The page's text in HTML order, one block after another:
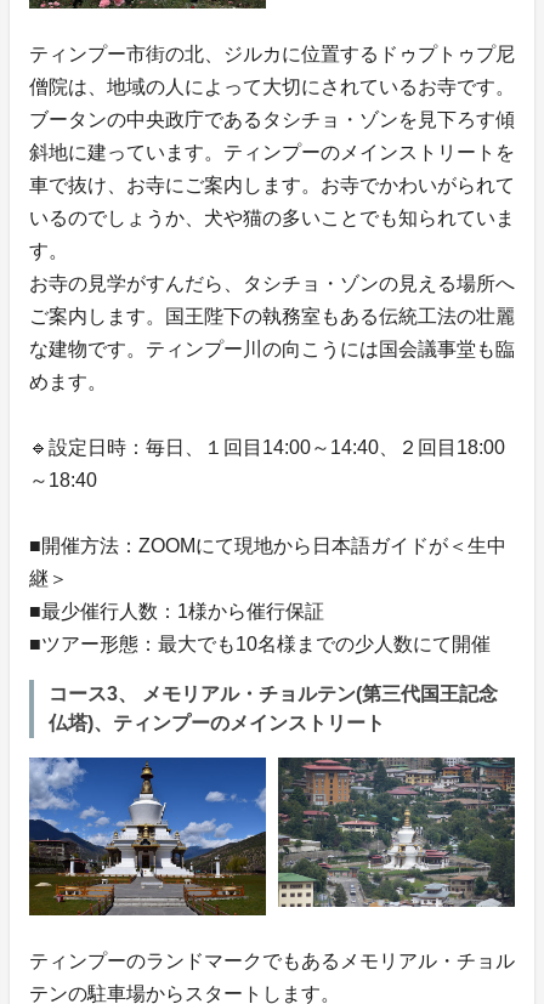
ティンプー市街の北、ジルカに位置するドゥプトゥプ尼
僧院は、地域の人によって大切にされているお寺です。
ブータンの中央政庁であるタシチョ・ゾンを見下ろす傾
斜地に建っています。ティンプーのメインストリートを
車で抜け、お寺にご案内します。お寺でかわいがられて
いるのでしょうか、犬や猫の多いことでも知られていま
す。
お寺の見学がすんだら、タシチョ・ゾンの見える場所へ
ご案内します。国王陛下の執務室もある伝統工法の壮麗
な建物です。ティンプー川の向こうには国会議事堂も臨
めます。
🔹設定日時：毎日、１回目14:00～14:40、２回目18:00
～18:40
■開催方法：ZOOMにて現地から日本語ガイドが＜生中
継＞
■最少催行人数：1様から催行保証
■ツアー形態：最大でも10名様までの少人数にて開催
コース3、 メモリアル・チョルテン(第三代国王記念
仏塔)、ティンプーのメインストリート
ティンプーのランドマークでもあるメモリアル・チョル
テンの駐車場からスタートします。